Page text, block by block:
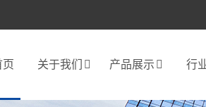
页 关于我们 产品展示 行